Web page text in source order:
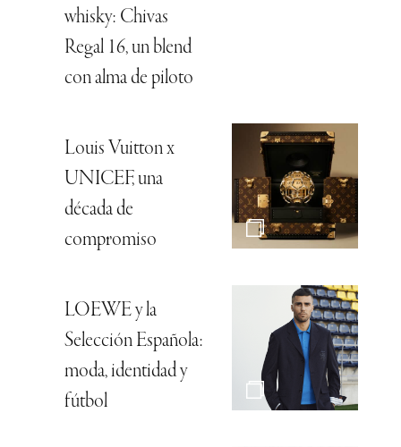
whisky: Chivas
Regal 16, un blend
con alma de piloto
Louis Vuitton x
UNICEF, una
década de
compromiso
LOEWE y la
Selección Española:
moda, identidad y
fútbol